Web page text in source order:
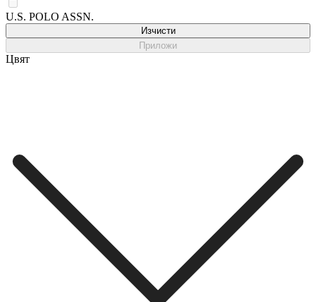
U.S. POLO ASSN.
Изчисти
Приложи
Цвят